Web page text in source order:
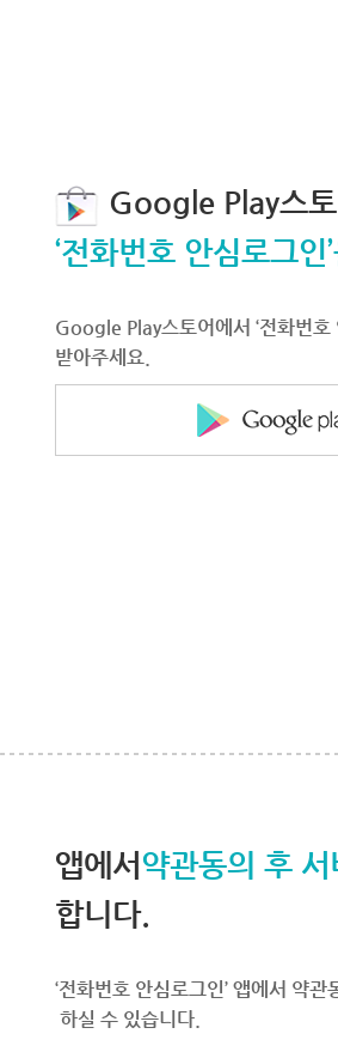
Google Play스토
‘전화번호 안심로그인
Google Play스토어에서 ‘전화번호
받아주세요.
앱에서 약관동의 후 서
합니다.
‘전화번호 안심로그인’ 앱에서 약
하실 수 있습니다.